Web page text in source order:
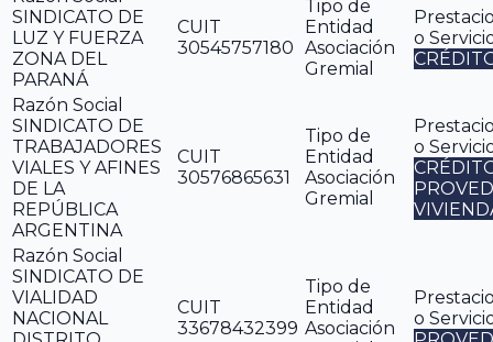
SINDICATO DE
LUZ Y FUERZA
ZONA DEL
PARANÁ
CUIT
30545757180
Tipo de
Entidad
Asociación
Gremial
o
Razón Social
SINDICATO DE
TRABAJADORES
VIALES Y AFINES
DE LA
REPÚBLICA
ARGENTINA
CUIT
30576865631
Tipo de
Entidad
Asociación
Gremial
o
Razón Social
SINDICATO DE
VIALIDAD
NACIONAL
CUIT
33678432399
Tipo de
Entidad
Asociación
o